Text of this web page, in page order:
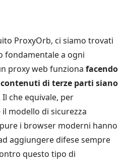
ProxyOrb, ci siamo trovati
fondamentale a ogni
proxy web funziona facendo
di terze parti siano
Il che equivale, per
modello di sicurezza
i browser moderni hanno
aggiungere difese sempre
questo tipo di